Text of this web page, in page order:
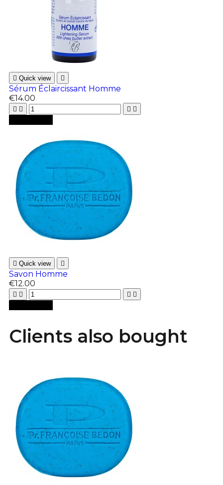
 Quick view 
Sérum Éclaircissant Homme
€14.00
   
 Quick view 
Savon Homme
€12.00
   
Clients also bought